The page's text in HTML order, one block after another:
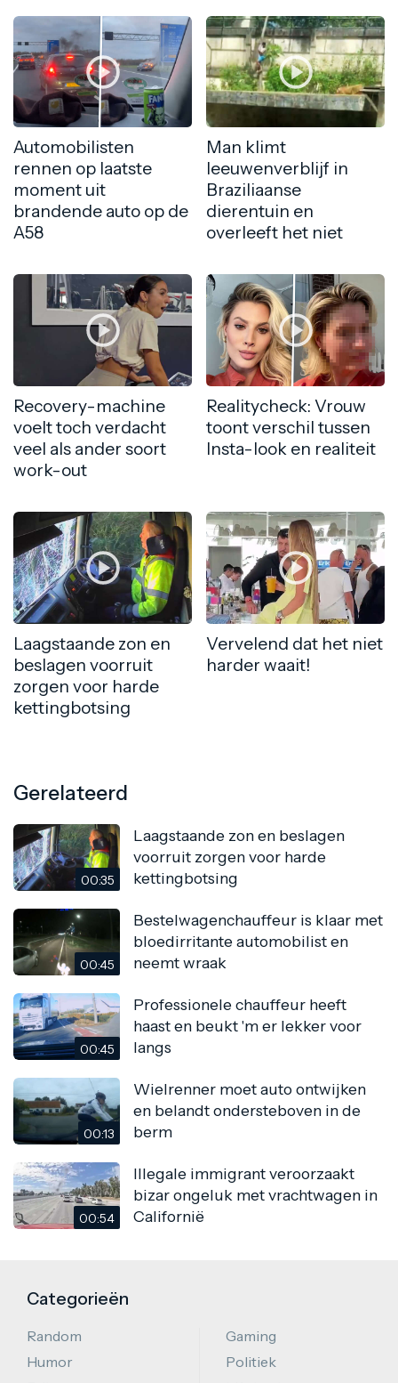
Automobilisten
rennen op laatste
moment uit
brandende auto op de
A58
Man klimt
leeuwenverblijf in
Braziliaanse
dierentuin en
overleeft het niet
Recovery-machine
voelt toch verdacht
veel als ander soort
work-out
Realitycheck: Vrouw
toont verschil tussen
Insta-look en realiteit
Laagstaande zon en
beslagen voorruit
zorgen voor harde
kettingbotsing
Vervelend dat het niet
harder waait!
Gerelateerd
00:35
Laagstaande zon en beslagen
voorruit zorgen voor harde
kettingbotsing
00:45
Bestelwagenchauffeur is klaar met
bloedirritante automobilist en
neemt wraak
00:45
Professionele chauffeur heeft
haast en beukt 'm er lekker voor
langs
00:13
Wielrenner moet auto ontwijken
en belandt ondersteboven in de
berm
00:54
Illegale immigrant veroorzaakt
bizar ongeluk met vrachtwagen in
Californië
Categorieën
Random
Humor
Gaming
Politiek